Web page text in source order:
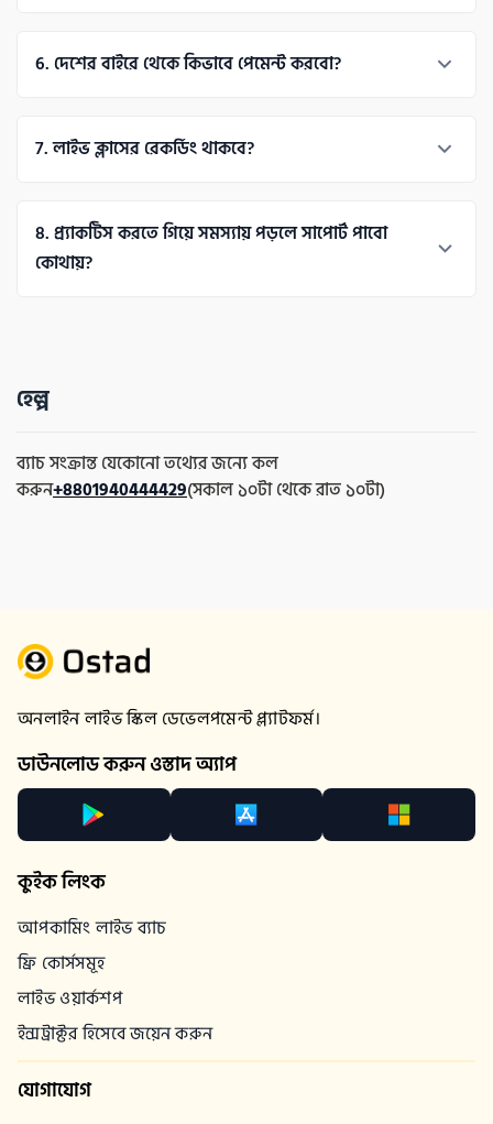
এসাইনমেন্ট এবং কুইজ।
6. দেশের বাইরে থেকে কিভাবে পেমেন্ট করবো?
আপনি ক্রেডিট কিংবা ডেবিট কার্ড দিয়ে পে করতে পারবেন।
7. লাইভ ক্লাসের রেকর্ডিং থাকবে?
8. প্র্যাকটিস করতে গিয়ে সমস্যায় পড়লে সাপোর্ট পাবো
কোথায়?
হেল্প
ব্যাচ সংক্রান্ত যেকোনো তথ্যের জন্যে কল
করুন+8801940444429(সকাল ১০টা থেকে রাত ১০টা)
অনলাইন লাইভ স্কিল ডেভেলপমেন্ট প্ল্যাটফর্ম।
ডাউনলোড করুন ওস্তাদ অ্যাপ
কুইক লিংক
আপকামিং লাইভ ব্যাচ
ফ্রি কোর্সসমূহ
লাইভ ওয়ার্কশপ
ইন্সট্রাক্টর হিসেবে জয়েন করুন
যোগাযোগ